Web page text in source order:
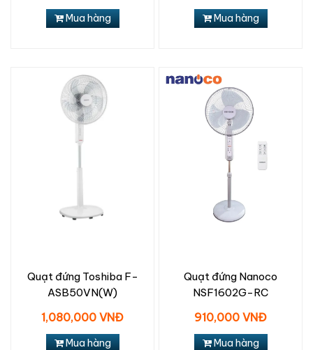
Mua hàng Mua hàng
Quạt đứng Toshiba F-
ASB50VN(W)
1,080,000 VNĐ
Mua hàng
Quạt đứng Nanoco
NSF1602G-RC
910,000 VNĐ
Mua hàng